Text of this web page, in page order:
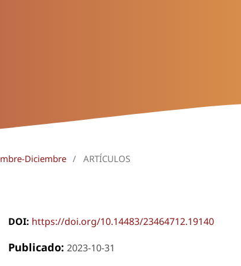
Diciembre / ARTÍCULOS
DOI: https://doi.org/10.14483/23464712.19140
Publicado: 2023-10-31